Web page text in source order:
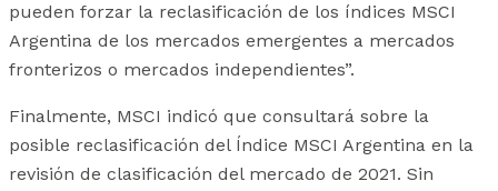
pueden forzar la reclasificación de los índices MSCI
Argentina de los mercados emergentes a mercados
fronterizos o mercados independientes”.
Finalmente, MSCI indicó que consultará sobre la
posible reclasificación del Índice MSCI Argentina en la
revisión de clasificación del mercado de 2021. Sin